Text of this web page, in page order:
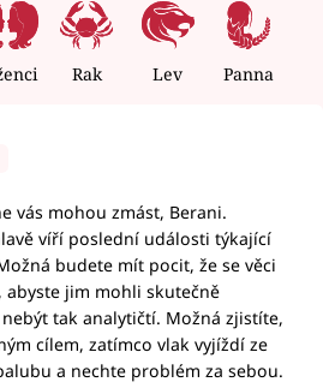
Rak Lev Panna
vás mohou zmást, Berani.
víří poslední události týkající
budete mít pocit, že se věci
jim mohli skutečně
tak analytičtí. Možná zjistíte,
cílem, zatímco vlak vyjíždí ze
a nechte problém za sebou.